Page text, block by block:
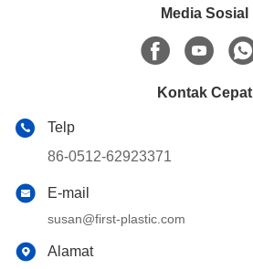
Media Sosial
Kontak Cepat
Telp
86-0512-62923371
E-mail
susan@first-plastic.com
Alamat